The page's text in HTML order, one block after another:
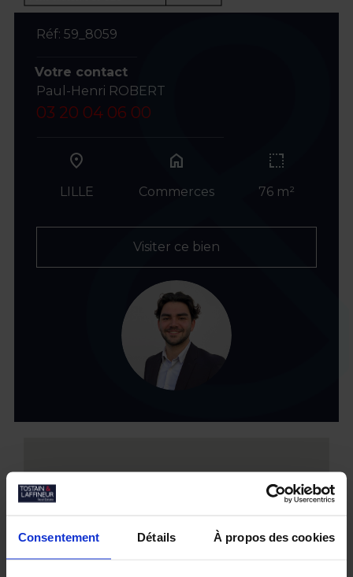
Consentement Détails À propos des cookies
Réf: 59_8059
Votre contact
Paul-Henri ROBERT
03 20 04 06 00
LILLE
home
Commerces 76 m²
Visiter ce bien